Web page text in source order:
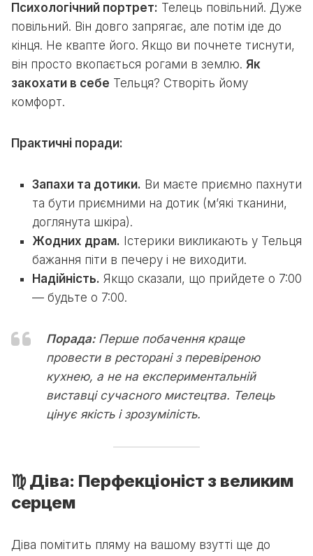
Психологічний портрет: Телець повільний. Дуже
повільний. Він довго запрягає, але потім іде до
кінця. Не квапте його. Якщо ви почнете тиснути,
він просто вкопається рогами в землю. Як
закохати в себе Тельця? Створіть йому
комфорт.
Практичні поради:
Запахи та дотики. Ви маєте приємно пахнути
та бути приємними на дотик (м’які тканини,
доглянута шкіра).
Жодних драм. Істерики викликають у Тельця
бажання піти в печеру і не виходити.
Надійність. Якщо сказали, що прийдете о 7:00
— будьте о 7:00.
Порада:Перше побачення краще
провести в ресторані з перевіреною
кухнею, а не на експериментальній
виставці сучасного мистецтва. Телець
цінує якість і зрозумілість.
♍ Діва: Перфекціоніст з великим
серцем
Діва помітить пляму на вашому взутті ще до